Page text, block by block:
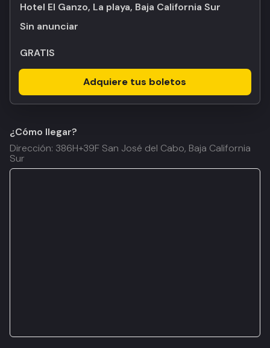
Hotel El Ganzo, La playa, Baja California Sur
Sin anunciar
GRATIS
Adquiere tus boletos
¿Cómo llegar?
Dirección: 386H+39F San José del Cabo, Baja California
Sur